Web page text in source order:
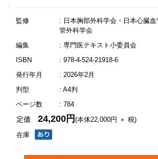
監修
: 日本胸部外科学会・日本心臓
管外科学会
編集
: 専門医テキスト小委員会
ISBN
: 978-4-524-21918-6
発行年月
: 2026年2月
判型
: A4判
ページ数
: 784
在庫
定価24,200円(本体22,000円 ＋ 税)